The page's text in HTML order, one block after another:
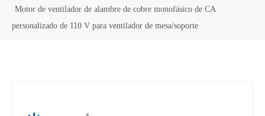
Motor de ventilador de alambre de cobre monofásico de CA
personalizado de 110 V para ventilador de mesa/soporte